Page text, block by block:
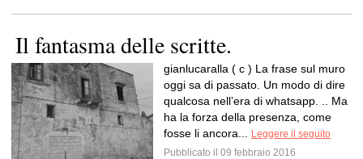
Il fantasma delle scritte.
gianlucaralla ( c ) La frase sul muro
oggi sa di passato. Un modo di dire
qualcosa nell’era di whatsapp. .. Ma
ha la forza della presenza, come
fosse li ancora...
Leggere il seguito
Pubblicato il 09 febbraio 2016